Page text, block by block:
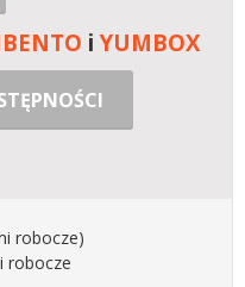
iYUMBOX
robocze)
robocze